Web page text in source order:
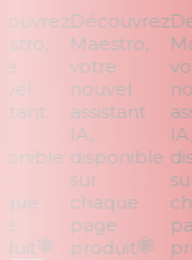
Découvrez
Maestro,
votre
nouvel
assistant
IA,
disponible
sur
chaque
page
produit
IA,
sur